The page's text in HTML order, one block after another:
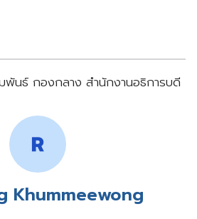
พันธ์ กองกลาง สำนักงานอธิการบดี
Khummeewong